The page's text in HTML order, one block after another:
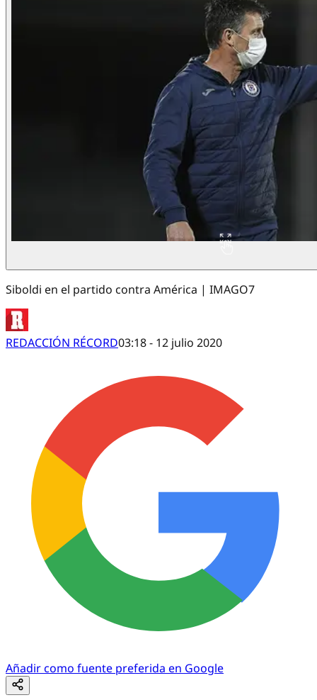
Siboldi en el partido contra América | IMAGO7
REDACCIÓN RÉCORD03:18 - 12 julio 2020
Añadir como fuente preferida en Google